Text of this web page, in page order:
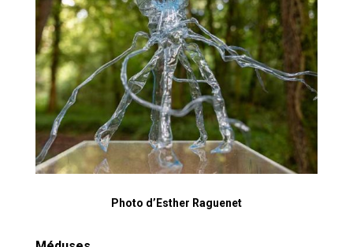
Photo d’Esther Raguenet